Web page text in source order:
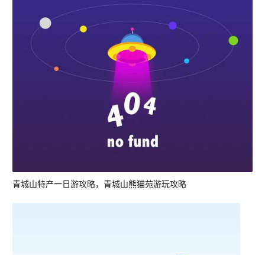
青城山特产一日游攻略，青城山熊猫苑游玩攻略